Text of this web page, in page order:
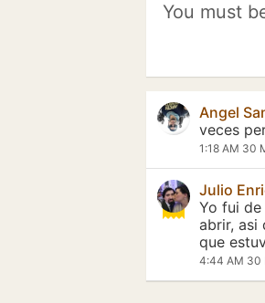
You must
Angel
veces
1:18 AM 30
Julio
Yo fui
abrir, asi
que
4:44 AM 30